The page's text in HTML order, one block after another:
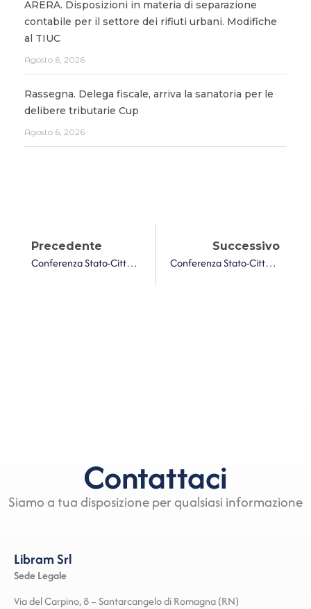
ARERA. Disposizioni in materia di separazione
contabile per il settore dei rifiuti urbani. Modifiche
al TIUC
Agosto 6, 2026
Rassegna. Delega fiscale, arriva la sanatoria per le
delibere tributarie Cup
Agosto 6, 2026
Precedente
Conferenza Stato-Città Ed Autonomie Locali. Fondo Per La Demolizione Di Opere Abusive: Attiva La Piattaforma Per Le Candidature Dei Comuni Per L’accesso Al Contributo
Successivo
Conferenza Stato-Città Ed Autonomie Locali. Digitalizzazione Dei Comuni: Le Iniziative Strategiche Del Dipartimento Per La Trasformazione Digitale E ANCI
Contattaci
Siamo a tua disposizione per qualsiasi informazione
Libram Srl
Sede Legale
Via del Carpino, 8 – Santarcangelo di Romagna (RN)